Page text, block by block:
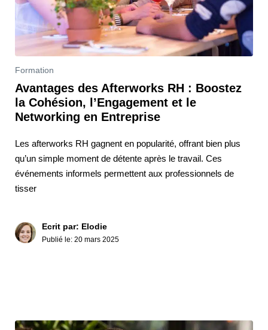
Formation
Avantages des Afterworks RH : Boostez
la Cohésion, l’Engagement et le
Networking en Entreprise
Les afterworks RH gagnent en popularité, offrant bien plus
qu’un simple moment de détente après le travail. Ces
événements informels permettent aux professionnels de
tisser
Ecrit par: Elodie
Publié le: 20 mars 2025